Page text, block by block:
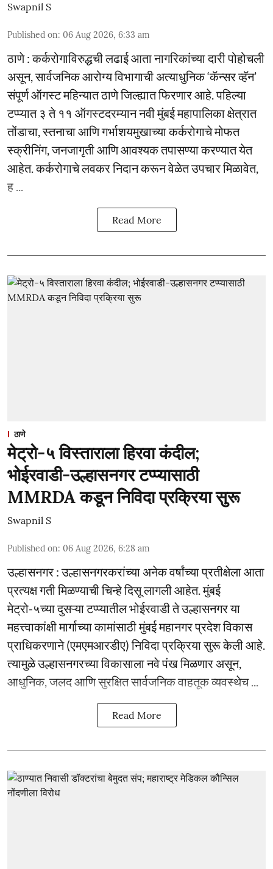
Swapnil S
Published on: 06 Aug 2026, 6:33 am
ठाणे : कर्करोगाविरुद्धची लढाई आता नागरिकांच्या दारी पोहोचली
असून, सार्वजनिक आरोग्य विभागाची अत्याधुनिक ‘कॅन्सर व्हॅन’
संपूर्ण ऑगस्ट महिन्यात ठाणे जिल्ह्यात फिरणार आहे. पहिल्या
टप्प्यात ३ ते ११ ऑगस्टदरम्यान नवी मुंबई महापालिका क्षेत्रात
तोंडाचा, स्तनाचा आणि गर्भाशयमुखाच्या कर्करोगाचे मोफत
स्क्रीनिंग, जनजागृती आणि आवश्यक तपासण्या करण्यात येत
आहेत. कर्करोगाचे लवकर निदान करून वेळेत उपचार मिळावेत,
ह ...
Read More
ठाणे
मेट्रो-५ विस्ताराला हिरवा कंदील;
भोईरवाडी-उल्हासनगर टप्प्यासाठी
MMRDA कडून निविदा प्रक्रिया सुरू
Swapnil S
Published on: 06 Aug 2026, 6:28 am
उल्हासनगर : उल्हासनगरकरांच्या अनेक वर्षांच्या प्रतीक्षेला आता
प्रत्यक्ष गती मिळण्याची चिन्हे दिसू लागली आहेत. मुंबई
मेट्रो-५च्या दुसऱ्या टप्प्यातील भोईरवाडी ते उल्हासनगर या
महत्त्वाकांक्षी मार्गाच्या कामांसाठी मुंबई महानगर प्रदेश विकास
प्राधिकरणाने (एमएमआरडीए) निविदा प्रक्रिया सुरू केली आहे.
त्यामुळे उल्हासनगरच्या विकासाला नवे पंख मिळणार असून,
आधुनिक, जलद आणि सुरक्षित सार्वजनिक वाहतूक व्यवस्थेच ...
Read More